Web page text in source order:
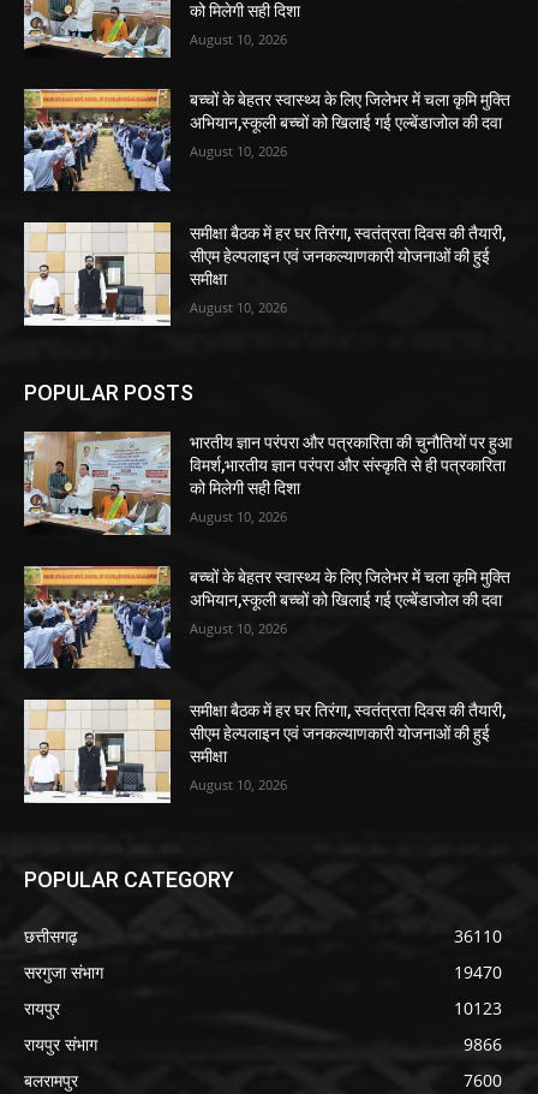
को मिलेगी सही दिशा
August 10, 2026
बच्चों के बेहतर स्वास्थ्य के लिए जिलेभर में चला कृमि मुक्ति
अभियान,स्कूली बच्चों को खिलाई गई एल्बेंडाजोल की दवा
August 10, 2026
समीक्षा बैठक में हर घर तिरंगा, स्वतंत्रता दिवस की तैयारी,
सीएम हेल्पलाइन एवं जनकल्याणकारी योजनाओं की हुई
समीक्षा
August 10, 2026
POPULAR POSTS
भारतीय ज्ञान परंपरा और पत्रकारिता की चुनौतियों पर हुआ
विमर्श,भारतीय ज्ञान परंपरा और संस्कृति से ही पत्रकारिता
को मिलेगी सही दिशा
August 10, 2026
बच्चों के बेहतर स्वास्थ्य के लिए जिलेभर में चला कृमि मुक्ति
अभियान,स्कूली बच्चों को खिलाई गई एल्बेंडाजोल की दवा
August 10, 2026
समीक्षा बैठक में हर घर तिरंगा, स्वतंत्रता दिवस की तैयारी,
सीएम हेल्पलाइन एवं जनकल्याणकारी योजनाओं की हुई
समीक्षा
August 10, 2026
POPULAR CATEGORY
छत्तीसगढ़
36110
सरगुजा संभाग
19470
रायपुर
10123
रायपुर संभाग
9866
बलरामपुर
7600